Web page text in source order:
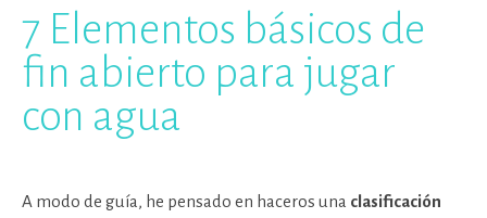
7 Elementos básicos de
fin abierto para jugar
con agua
A modo de guía, he pensado en haceros una clasificación